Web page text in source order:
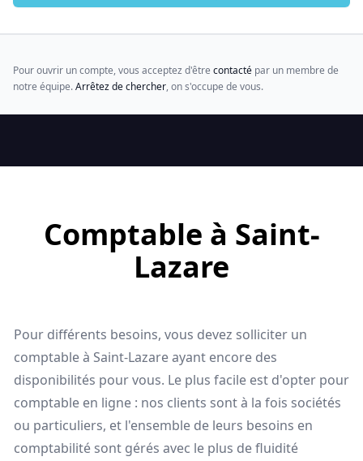
Pour ouvrir un compte, vous acceptez d'être contacté par un membre de
notre équipe.Arrêtez de chercher, on s'occupe de vous.
Comptable à Saint-
Lazare
Pour différents besoins, vous devez solliciter un
comptable à Saint-Lazare ayant encore des
disponibilités pour vous. Le plus facile est d'opter pour
comptable en ligne : nos clients sont à la fois sociétés
ou particuliers, et l'ensemble de leurs besoins en
comptabilité sont gérés avec le plus de fluidité